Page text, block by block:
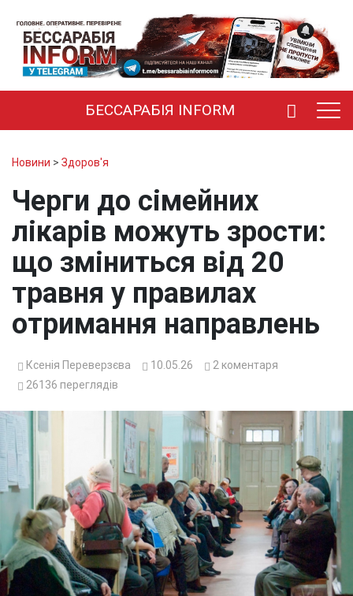
БЕССАРАБІЯ INFORM
Новини > Здоров'я
Черги до сімейних
лікарів можуть зрости:
що зміниться від 20
травня у правилах
отримання направлень
Ксенія Переверзєва 10.05.26 2 коментаря
26136 переглядів